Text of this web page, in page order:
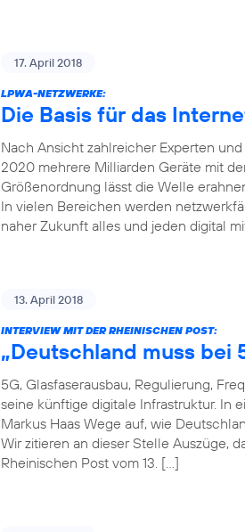
17. April 2018
LPWA-NETZWERKE:
Die Basis für das
Nach Ansicht zahlreicher Experten
2020 mehrere Milliarden Geräte mit
Größenordnung lässt die Welle
In vielen Bereichen werden
naher Zukunft alles und jeden digital
13. April 2018
INTERVIEW MIT DER RHEINISCHEN POST:
„Deutschland muss bei
5G, Glasfaserausbau, Regulierung,
seine künftige digitale Infrastruktur. In
Markus Haas Wege auf, wie
Wir zitieren an dieser Stelle Auszüge,
Rheinischen Post vom 13. […]